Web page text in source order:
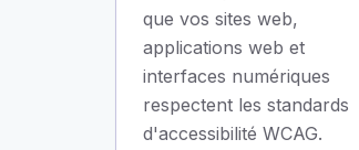
que vos sites web,
applications web et
interfaces numériques
respectent les standards
d'accessibilité WCAG.